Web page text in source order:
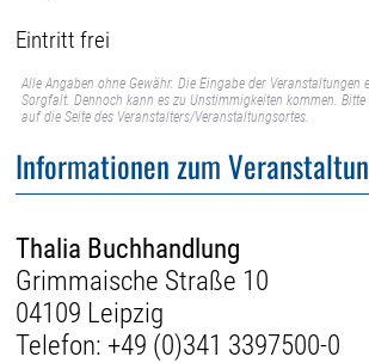
Eintritt frei
Alle Angaben ohne Gewähr. Die Eingabe der
Sorgfalt. Dennoch kann es zu Unstimmigkeiten kommen.
auf die Seite des Veranstalters/Veranstaltungsortes.
Informationen zum
Thalia Buchhandlung
Grimmaische Straße 10
04109 Leipzig
Telefon: +49 (0)341 3397500-0